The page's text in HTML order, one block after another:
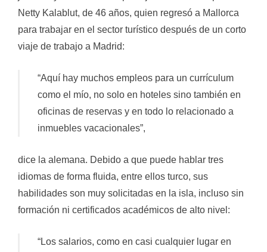
Netty Kalablut, de 46 años, quien regresó a Mallorca
para trabajar en el sector turístico después de un corto
viaje de trabajo a Madrid:
“Aquí hay muchos empleos para un currículum
como el mío, no solo en hoteles sino también en
oficinas de reservas y en todo lo relacionado a
inmuebles vacacionales”,
dice la alemana. Debido a que puede hablar tres
idiomas de forma fluida, entre ellos turco, sus
habilidades son muy solicitadas en la isla, incluso sin
formación ni certificados académicos de alto nivel:
“Los salarios, como en casi cualquier lugar en